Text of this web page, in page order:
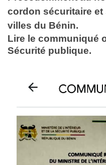
cordon sécuritaire et
villes du Bénin.
Lire le communiqué
Sécurité publique.